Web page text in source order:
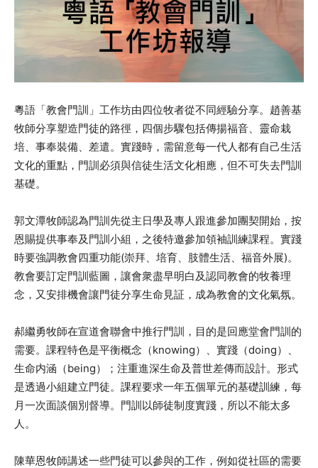
粵語「教會門訓」工作坊由四位牧者從不同經驗分享。趙善基
牧師分享塑造門徒的路徑，四個步驟包括傳揚福音、靈命栽
培、事奉裝備、差遣。實踐時，需留意每一代人都有自己生活
文化的重點，門訓必須與信徒生活文化相應，但不可失去門訓
基礎。
郭文潭牧師認為門訓先從主日學及專人跟進參加團契開始，按
恩賜提供事奉及門訓小組，之後特邀參加領袖訓練課程。實踐
時要強調教會四重功能(崇拜、培育、肢體生活、福音外展)。
教會要訂定門訓藍圖，讓會衆盡早明白及認同教會的牧養理
念，又安排機會讓門徒分享生命見証，成為教會的文化氣氛。
郝繼勇牧師在宣道會聯會中推行門訓，目的是回應堂會門訓的
需要。課程特色是平衡概念（knowing）、實踐（doing）、
生命内涵（being）；注重進深生命及普世差傳而設計。形式
是透過小組建立門徒。課程要求一年五個單元的基礎訓練，每
月一次面談個別督導。門訓以師徒制度實踐，所以不能太多
人。
陳華恩牧師講述一些門徒可以參與的工作，例如從社區的需要